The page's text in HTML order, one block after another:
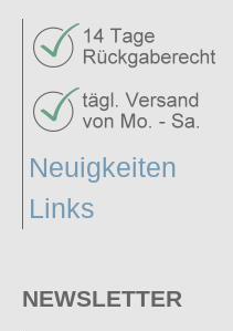
Neuigkeiten
Links
NEWSLETTER